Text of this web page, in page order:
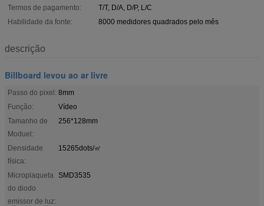
Termos de pagamento:
T/T, D/A, D/P, L/C
Habilidade da fonte:
8000 medidores quadrados pelo mês
descrição
Billboard levou ao ar livre
Passo do pixel: 8mm
Função:
Vídeo
Tamanho de
Moduel:
256*128mm
Densidade
física:
15265dots/㎡
Microplaqueta
do diodo
emissor de luz:
SMD3535